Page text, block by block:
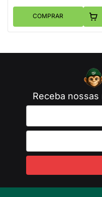
COMPRAR
Receba